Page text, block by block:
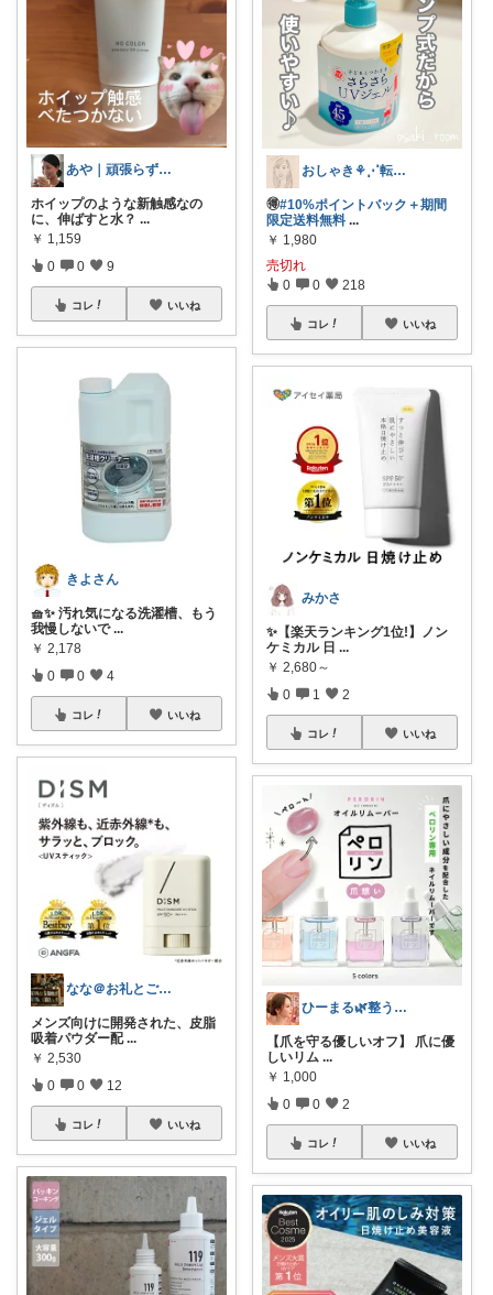
あや｜頑張らずに綺麗＆健康𓃠
ホイップのような新触感なの
に、伸ばすと水？ ...
￥ 1,159
0 0 9
コレ いいね
きよさん
🧺✨ 汚れ気になる洗濯槽、もう
我慢しないで ...
￥ 2,178
0 0 4
コレ いいね
なな＠お礼とご縁に感謝✨
メンズ向けに開発された、皮脂
吸着パウダー配 ...
￥ 2,530
0 0 12
コレ いいね
おしゃき⚘⋰転勤族の4歳👦🏻ママ
🉐#10%ポイントバック＋期間
限定送料無料 ...
￥ 1,980
売切れ
0 0 218
コレ いいね
みかさ
✨【楽天ランキング1位!】ノン
ケミカル 日 ...
￥ 2,680～
0 1 2
コレ いいね
ひーまる🌿整う暮らしと成分美容
【爪を守る優しいオフ】 爪に優
しいリム ...
￥ 1,000
0 0 2
コレ いいね